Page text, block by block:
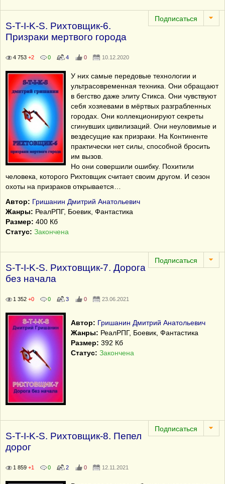
S-T-I-K-S. Рихтовщик-6.
Призраки мертвого города
4 753 +2 0 4 0 10.12.2020
У них самые передовые технологии и
ультрасовременная техника. Они обращают
в бегство даже элиту Стикса. Они чувствуют
себя хозяевами в мёртвых разграбленных
городах. Они коллекционируют секреты
сгинувших цивилизаций. Они неуловимые и
вездесущие как призраки. На Континенте
практически нет силы, способной бросить
им вызов.
Но они совершили ошибку. Похитили
человека, которого Рихтовщик считает своим другом. И сезон
охоты на призраков открывается…
Автор: Гришанин Дмитрий Анатольевич
Жанры: РеалРПГ, Боевик, Фантастика
Размер: 400 Кб
Статус: Закончена
S-T-I-K-S. Рихтовщик-7. Дорога
без начала
1 352 +0 0 3 0 23.06.2021
Автор: Гришанин Дмитрий Анатольевич
Жанры: РеалРПГ, Боевик, Фантастика
Размер: 392 Кб
Статус: Закончена
S-T-I-K-S. Рихтовщик-8. Пепел
дорог
1 859 +1 0 2 0 12.11.2021